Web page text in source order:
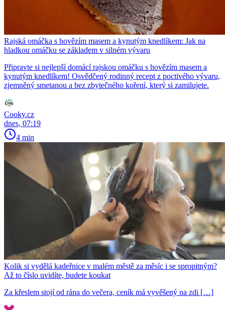
Rajská omáčka s hovězím masem a kynutým knedlíkem: Jak na
hladkou omáčku se základem v silném vývaru
Připravte si nejlepší domácí rajskou omáčku s hovězím masem a
kynutým knedlíkem! Osvědčený rodinný recept z poctivého vývaru,
zjemněný smetanou a bez zbytečného koření, který si zamilujete.
Cooky.cz
dnes, 07:19
4 min
Kolik si vydělá kadeřnice v malém městě za měsíc i se spropitným?
Až to číslo uvidíte, budete koukat
Za křeslem stojí od rána do večera, ceník má vyvěšený na zdi […]